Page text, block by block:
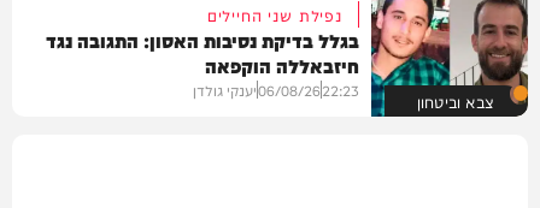
צבא וביטחון
נפילת שני החיילים
בגלל בדיקת נסיבות האסון: התגובה נגד
חיזבאללה הוקפאה
22:23
06/08/26יענקי גולדן